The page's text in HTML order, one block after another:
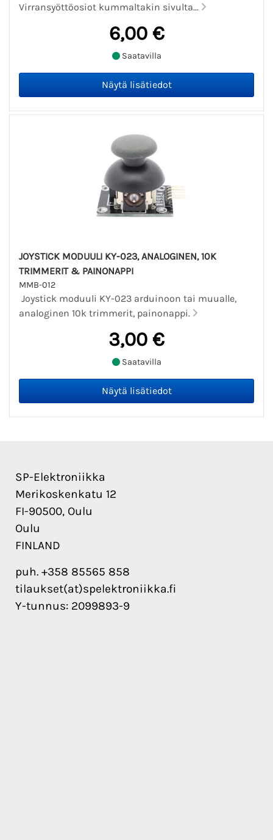
Virransyöttöosiot kummaltakin sivulta...
6,00 €
Saatavilla
JOYSTICK MODUULI KY-023, ANALOGINEN, 10K
TRIMMERIT & PAINONAPPI
MMB-012
Joystick moduuli KY-023 arduinoon tai muualle,
analoginen 10k trimmerit, painonappi.
3,00 €
Saatavilla
SP-Elektroniikka
Merikoskenkatu 12
FI-90500, Oulu
Oulu
FINLAND
puh. +358 85565 858
tilaukset(at)spelektroniikka.fi
Y-tunnus: 2099893-9